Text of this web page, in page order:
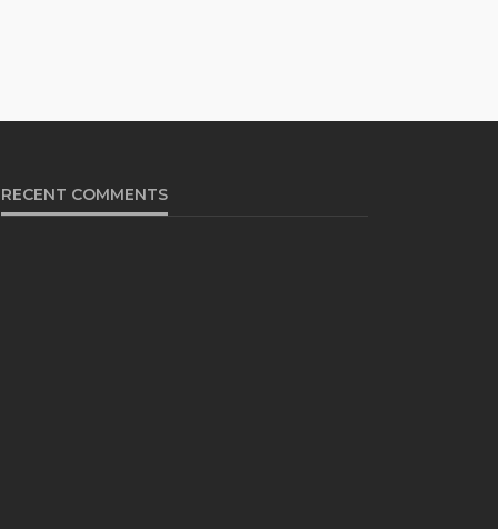
RECENT COMMENTS